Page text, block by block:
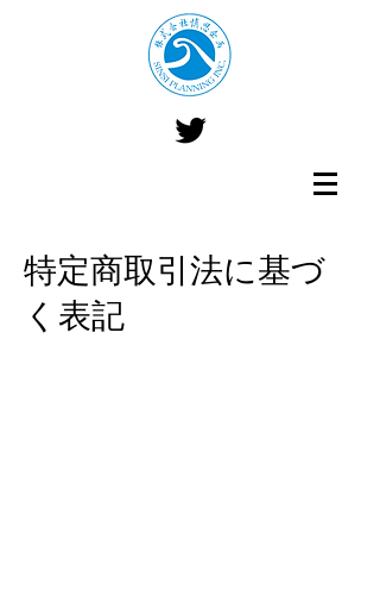
特定商取引法に基づ
く表記